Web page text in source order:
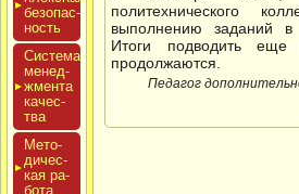
бе­зопас­
ность
Сис­те­ма
ме­нед­
жмен­та
ка­чес­
тва
Мето­
дичес­
кая ра­
бота
политехнического
выполнению заданий в
Итоги подводить еще
продолжаются.
Педагог